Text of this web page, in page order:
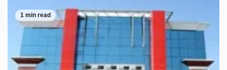
1 min read